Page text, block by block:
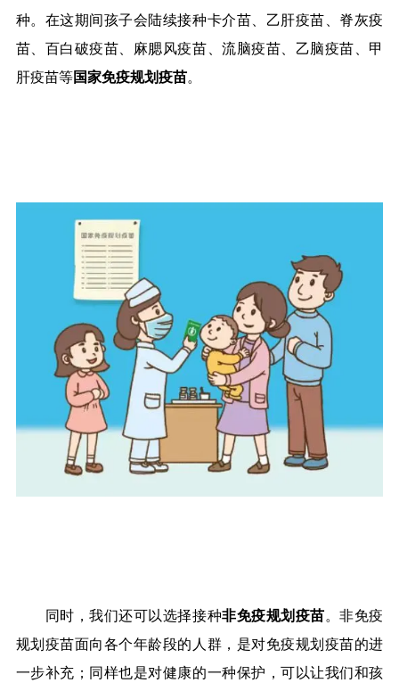
种。在这期间孩子会陆续接种卡介苗、乙肝疫苗、脊灰疫
苗、百白破疫苗、麻腮风疫苗、流脑疫苗、乙脑疫苗、甲
肝疫苗等国家免疫规划疫苗。
同时，我们还可以选择接种非免疫规划疫苗。非免疫
规划疫苗面向各个年龄段的人群，是对免疫规划疫苗的进
一步补充；同样也是对健康的一种保护，可以让我们和孩